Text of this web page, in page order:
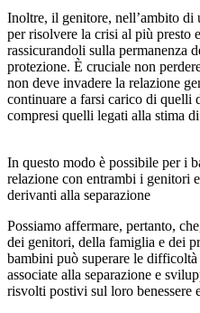
Inoltre, il genitore, nell’ambito di
per risolvere la crisi al più
rassicurandoli sulla permanenza
protezione. È cruciale non
non deve invadere la relazione
continuare a farsi carico di quelli
compresi quelli legati alla stima
In questo modo è possibile per i
relazione con entrambi i genitori
derivanti alla separazione
Possiamo affermare, pertanto,
dei genitori, della famiglia e dei
bambini può superare le
associate alla separazione e
risvolti postivi sul loro benessere